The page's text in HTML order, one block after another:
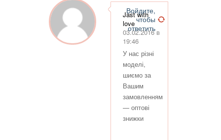
Jast with
love
03.02.2016 в
19:46
У нас різні
моделі,
шиємо за
Вашим
замовленням
— оптові
знижки
Войдите,
чтобы
ответить